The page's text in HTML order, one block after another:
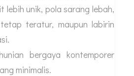
lebih unik, pola sarang lebah,
teratur, maupun labirin
bergaya kontemporer
minimalis.